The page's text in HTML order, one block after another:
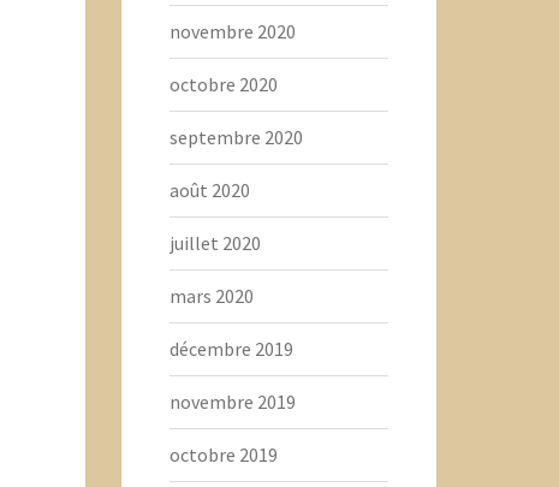
novembre 2020
octobre 2020
septembre 2020
août 2020
juillet 2020
mars 2020
décembre 2019
novembre 2019
octobre 2019